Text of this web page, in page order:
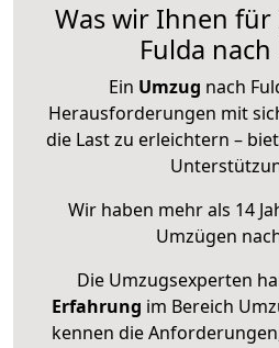
Was wir Ihnen
Fulda
Ein Umzug nach
Herausforderungen mit
die Last zu erleichtern –
Wir haben mehr als 14
Umzügen
Die Umzugsexperten
Erfahrung im Bereich
kennen die